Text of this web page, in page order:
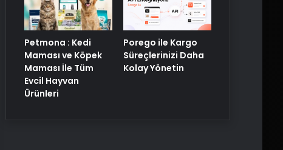
Petmona : Kedi
Maması ve Köpek
Maması İle Tüm
Evcil Hayvan
Ürünleri
Porego ile Kargo
Süreçlerinizi Daha
Kolay Yönetin